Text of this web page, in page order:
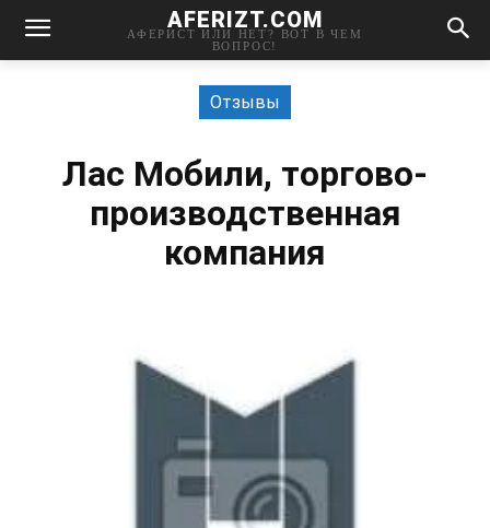
AFERIZT.COM
АФЕРИСТ ИЛИ НЕТ? ВОТ В ЧЕМ
ВОПРОС!
Отзывы
Лас Мобили, торгово-
производственная
компания